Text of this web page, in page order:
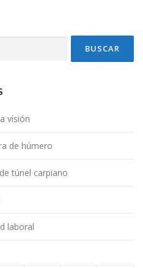
visión
de húmero
túnel carpiano
laboral